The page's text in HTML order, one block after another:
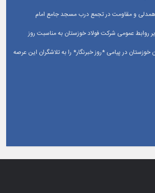
همدلی و مقاومت در تجمع درب مسجد جامع امام
روابط عمومی شرکت فولاد خوزستان به مناسبت روز
در پیامی *روز خبرنگار* را به تلاشگران این عرصه